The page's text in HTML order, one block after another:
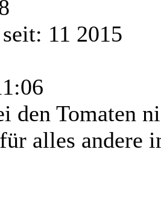
11 2015
den Tomaten
alles andere